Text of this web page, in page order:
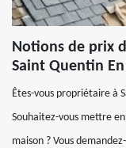
Notions de prix
Saint Quentin
Êtes-vous propriétaire à
Souhaitez-vous mettre
maison ? Vous